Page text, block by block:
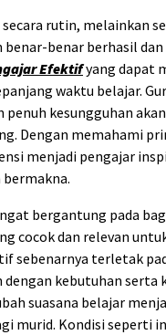
rutin, melainkan
benar berhasil
Efektifyang dapat
waktu belajar.
kesungguhan
Dengan memahami
menjadi pengajar
bergantung pada
cocok dan relevan
sebenarnya terletak
kebutuhan serta
suasana belajar
murid. Kondisi seperti